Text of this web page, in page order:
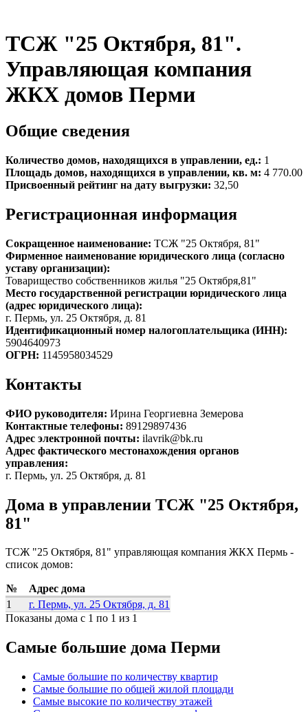
ТСЖ "25 Октября, 81".
Управляющая компания
ЖКХ домов Перми
Общие сведения
Количество домов, находящихся в управлении, ед.: 1
Площадь домов, находящихся в управлении, кв. м: 4 770.00
Присвоенный рейтинг на дату выгрузки: 32,50
Регистрационная информация
Сокращенное наименование: ТСЖ "25 Октября, 81"
Фирменное наименование юридического лица (согласно
уставу организации):
Товарищество собственников жилья "25 Октября,81"
Место государственной регистрации юридического лица
(адрес юридического лица):
г. Пермь, ул. 25 Октября, д. 81
Идентификационный номер налогоплательщика (ИНН):
5904640973
ОГРН: 1145958034529
Контакты
ФИО руководителя: Ирина Георгиевна Земерова
Контактные телефоны: 89129897436
Адрес электронной почты: ilavrik@bk.ru
Адрес фактического местонахождения органов
управления:
г. Пермь, ул. 25 Октября, д. 81
Дома в управлении ТСЖ "25 Октября,
81"
ТСЖ "25 Октября, 81" управляющая компания ЖКХ Пермь -
список домов:
№
Адрес дома
1
г. Пермь, ул. 25 Октября, д. 81
Показаны дома с 1 по 1 из 1
Самые большие дома Перми
Самые большие по количеству квартир
Самые большие по общей жилой площади
Самые высокие по количеству этажей